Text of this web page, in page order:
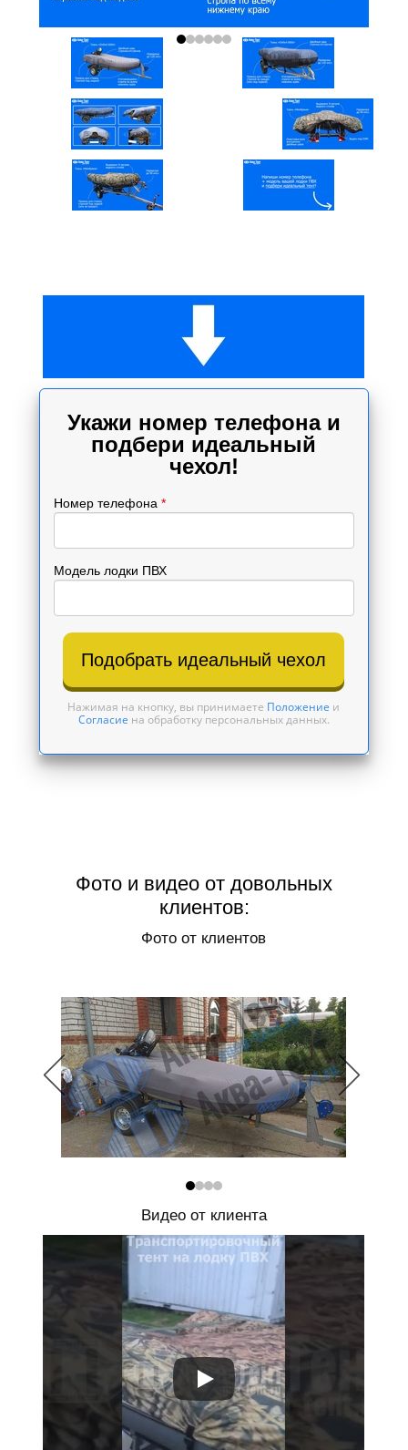
Укажи номер телефона и
подбери идеальный
чехол!
Номер телефона *
Модель лодки ПВХ
Подобрать идеальный чехол
Нажимая на кнопку, вы принимаете Положение и
Согласие на обработку персональных данных.
Фото и видео от довольных
клиентов:
Фото от клиентов
Видео от клиента